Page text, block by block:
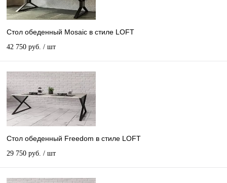
Стол обеденный Mosaic в стиле LOFT
42 750 руб. / шт
Стол обеденный Freedom в стиле LOFT
29 750 руб. / шт